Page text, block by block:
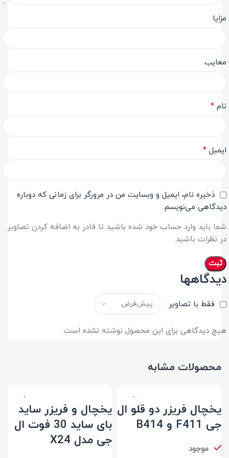
دیدگاهها
فقط با تصاویر
هیچ دیدگاهی برای این محصول نوشته نشده است.
مزایا
معایب
نام *
ایمیل *
ذخیره نام، ایمیل و وبسایت من در مرورگر برای زمانی که دوباره
دیدگاهی می‌نویسم.
شما باید وارد حساب خود شده باشید تا قادر به اضافه کردن تصاویر
در نظرات باشید.
محصولات مشابه
یخچال فریزر دو قلو ال
جی F411 و B414
موجود
یخچال و فریزر ساید
بای ساید 30 فوت ال
جی مدل X24